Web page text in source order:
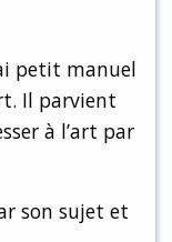
petit manuel
Il parvient
à l’art par
son sujet et